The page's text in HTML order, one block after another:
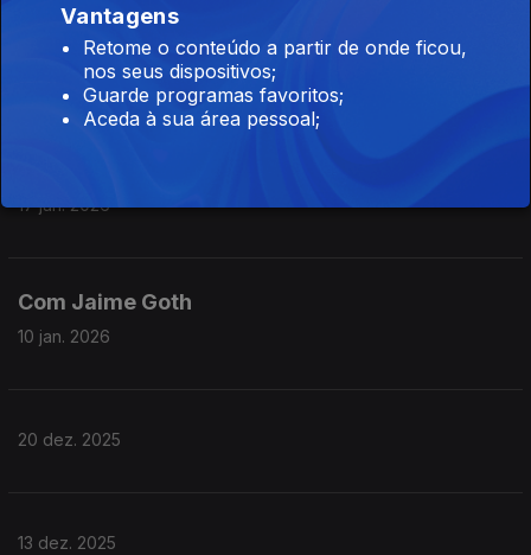
Com Jaime Goth
24 jan. 2026
17 jan. 2026
Com Jaime Goth
10 jan. 2026
20 dez. 2025
13 dez. 2025
Vantagens
Retome o conteúdo a partir de onde ficou,
nos seus dispositivos;
Guarde programas favoritos;
Aceda à sua área pessoal;